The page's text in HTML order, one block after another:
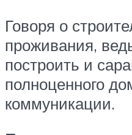
Говоря о
проживания,
построить и
полноценного
коммуникации.